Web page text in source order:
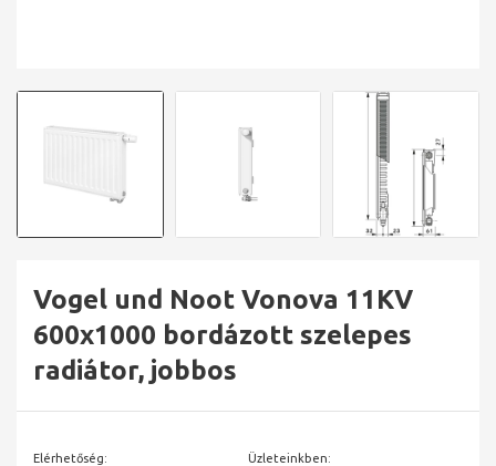
Vogel und Noot Vonova 11KV
600x1000 bordázott szelepes
radiátor, jobbos
Elérhetőség: Üzleteinkben: